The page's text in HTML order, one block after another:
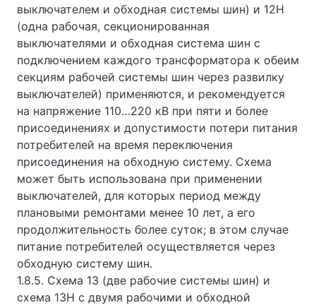
выключателем и обходная системы шин) и 12Н
(одна рабочая, секционированная
выключателями и обходная система шин с
подключением каждого трансформатора к обеим
секциям рабочей системы шин через развилку
выключателей) применяются, и рекомендуется
на напряжение 110…220 кВ при пяти и более
присоединениях и допустимости потери питания
потребителей на время переключения
присоединения на обходную систему. Схема
может быть использована при применении
выключателей, для которых период между
плановыми ремонтами менее 10 лет, а его
продолжительность более суток; в этом случае
питание потребителей осуществляется через
обходную систему шин.
1.8.5. Схема 13 (две рабочие системы шин) и
схема 13Н с двумя рабочими и обходной